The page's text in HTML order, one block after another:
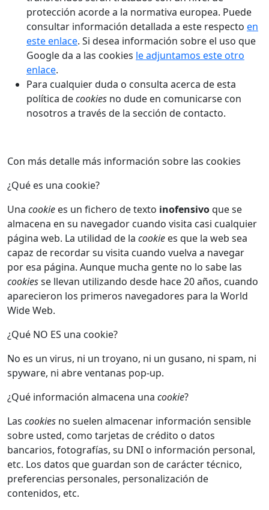
protección acorde a la normativa europea. Puede
consultar información detallada a este respecto en
este enlace. Si desea información sobre el uso que
Google da a las cookies le adjuntamos este otro
enlace.
Para cualquier duda o consulta acerca de esta
política decookies no dude en comunicarse con
nosotros a través de la sección de contacto.
Con más detalle más información sobre las cookies
¿Qué es una cookie?
Una cookie es un fichero de texto inofensivoque se
almacena en su navegador cuando visita casi cualquier
página web. La utilidad de la cookie es que la web sea
capaz de recordar su visita cuando vuelva a navegar
por esa página. Aunque mucha gente no lo sabe las
cookiesse llevan utilizando desde hace 20 años, cuando
aparecieron los primeros navegadores para la World
Wide Web.
¿Qué NO ES una cookie?
No es un virus, ni un troyano, ni un gusano, ni spam, ni
spyware, ni abre ventanas pop-up.
¿Qué información almacena una cookie?
Las cookies no suelen almacenar información sensible
sobre usted, como tarjetas de crédito o datos
bancarios, fotografías, su DNI o información personal,
etc. Los datos que guardan son de carácter técnico,
preferencias personales, personalización de
contenidos, etc.